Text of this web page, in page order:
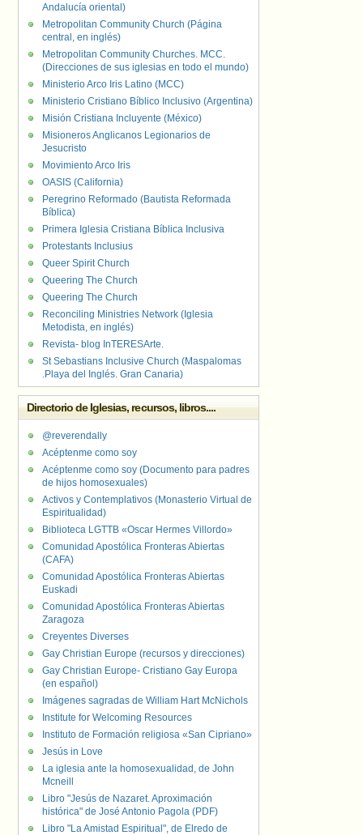
Andalucía oriental)
Metropolitan Community Church (Página
central, en inglés)
Metropolitan Community Churches. MCC.
(Direcciones de sus iglesias en todo el mundo)
Ministerio Arco Iris Latino (MCC)
Ministerio Cristiano Bíblico Inclusivo (Argentina)
Misión Cristiana Incluyente (México)
Misioneros Anglicanos Legionarios de
Jesucristo
Movimiento Arco Iris
OASIS (California)
Peregrino Reformado (Bautista Reformada
Bíblica)
Primera Iglesia Cristiana Bíblica Inclusiva
Protestants Inclusius
Queer Spirit Church
Queering The Church
Queering The Church
Reconciling Ministries Network (Iglesia
Metodista, en inglés)
Revista- blog InTERESArte.
St Sebastians Inclusive Church (Maspalomas
.Playa del Inglés. Gran Canaria)
Directorio de Iglesias, recursos, libros....
@reverendally
Acéptenme como soy
Acéptenme como soy (Documento para padres
de hijos homosexuales)
Activos y Contemplativos (Monasterio Virtual de
Espiritualidad)
Biblioteca LGTTB «Oscar Hermes Villordo»
Comunidad Apostólica Fronteras Abiertas
(CAFA)
Comunidad Apostólica Fronteras Abiertas
Euskadi
Comunidad Apostólica Fronteras Abiertas
Zaragoza
Creyentes Diverses
Gay Christian Europe (recursos y direcciones)
Gay Christian Europe- Cristiano Gay Europa
(en español)
Imágenes sagradas de William Hart McNichols
Institute for Welcoming Resources
Instituto de Formación religiosa «San Cipriano»
Jesús in Love
La iglesia ante la homosexualidad, de John
Mcneill
Libro "Jesús de Nazaret. Aproximación
histórica" de José Antonio Pagola (PDF)
Libro "La Amistad Espiritual", de Elredo de